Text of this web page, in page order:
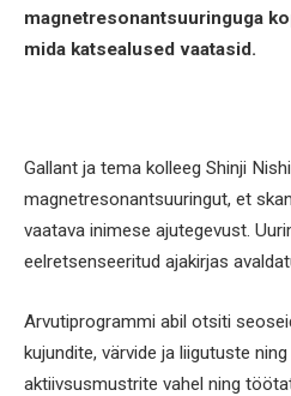
magnetresonantsuuringuga
mida katsealused vaatasid.
Gallant ja tema kolleeg Shinji
magnetresonantsuuringut, et
vaatava inimese ajutegevust.
eelretsenseeritud ajakirjas
Arvutiprogrammi abil otsiti
kujundite, värvide ja liigutuste
aktiivsusmustrite vahel ning